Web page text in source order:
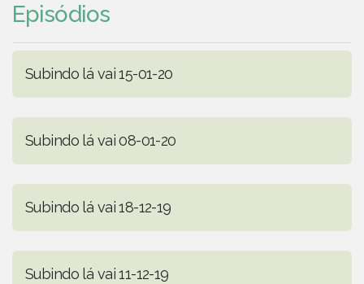
Episódios
Subindo lá vai 15-01-20
Subindo lá vai 08-01-20
Subindo lá vai 18-12-19
Subindo lá vai 11-12-19